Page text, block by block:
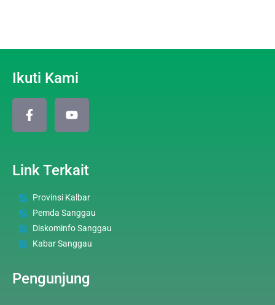
Ikuti Kami
Link Terkait
Provinsi Kalbar
Pemda Sanggau
Diskominfo Sanggau
Kabar Sanggau
Pengunjung